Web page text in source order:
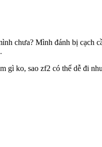
chưa? Mình đánh bị cạch
gì ko, sao zf2 có thể dễ đi